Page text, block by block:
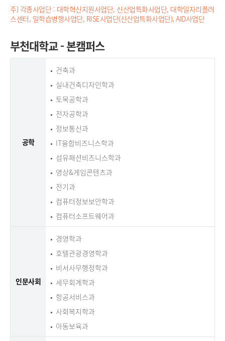
주) 각종사업단 : 대학혁신지원사업단, 신산업특화사업단, 대학일자리플러
스센터, 일학습병행사업단, RISE사업단(신산업특화사업단), AID사업단
부천대학교 - 본캠퍼스
공학
건축과
실내건축디자인학과
토목공학과
전자공학과
정보통신과
IT융합비즈니스학과
섬유패션비즈니스학과
영상&게임콘텐츠과
전기과
컴퓨터정보보안학과
컴퓨터소프트웨어과
인문사회
경영학과
호텔관광경영학과
비서사무행정학과
세무회계학과
항공서비스과
사회복지학과
아동보육과